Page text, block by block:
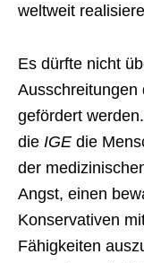
weltweit
Es dürfte nicht
Ausschreitungen
gefördert
die IGE die
der
Angst, einen
Konservativen
Fähigkeiten